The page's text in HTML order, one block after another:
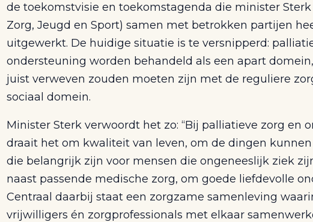
de toekomstvisie en toekomstagenda die minister
Zorg, Jeugd en Sport) samen met betrokken partijen
uitgewerkt. De huidige situatie is te versnipperd:
ondersteuning worden behandeld als een apart
juist verweven zouden moeten zijn met de reguliere
sociaal domein.
Minister Sterk verwoordt het zo: “Bij palliatieve zorg en
draait het om kwaliteit van leven, om de dingen
die belangrijk zijn voor mensen die ongeneeslijk ziek
naast passende medische zorg, om goede liefdevolle
Centraal daarbij staat een zorgzame samenleving
vrijwilligers én zorgprofessionals met elkaar